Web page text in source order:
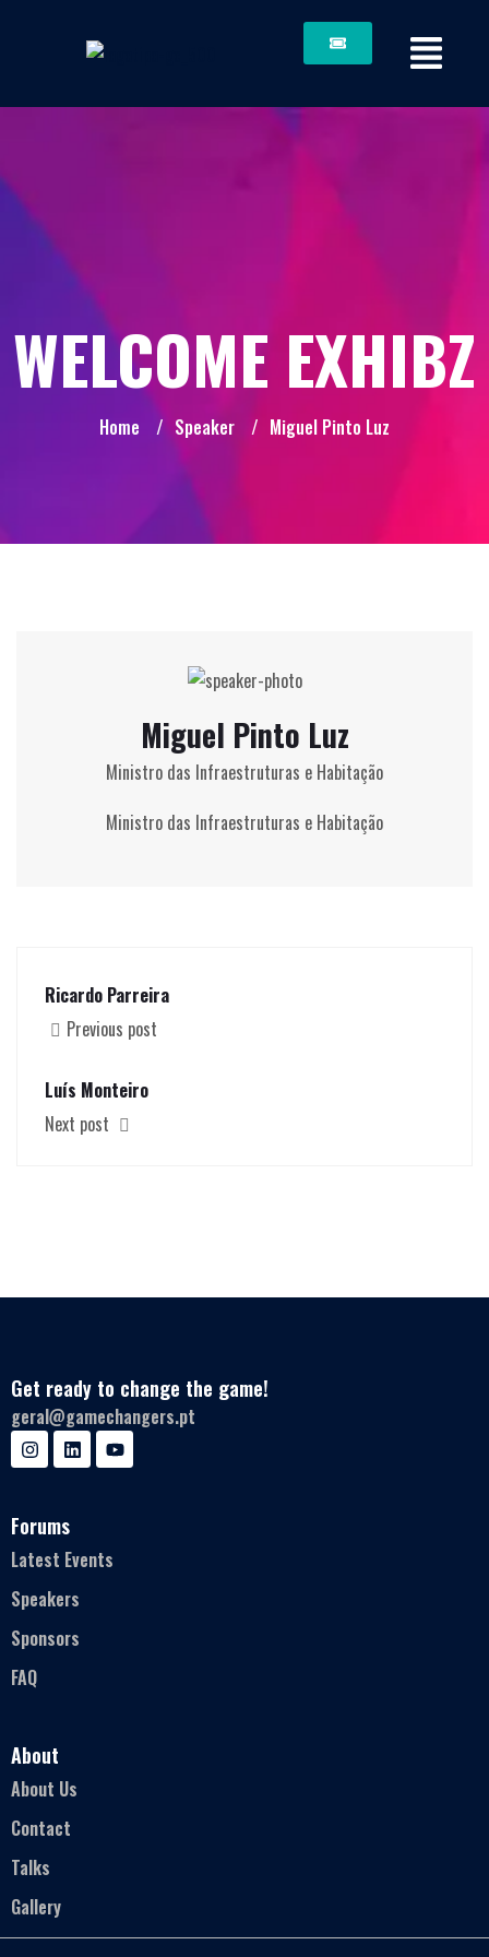
WELCOME EXHIBZ
Home / Speaker / Miguel Pinto Luz
Miguel Pinto Luz
Ministro das Infraestruturas e Habitação
Ministro das Infraestruturas e Habitação
Ricardo Parreira
Previous post
Luís Monteiro
Next post
Get ready to change the game!
geral@gamechangers.pt
Forums
Latest Events
Speakers
Sponsors
FAQ
About
About Us
Contact
Talks
Gallery